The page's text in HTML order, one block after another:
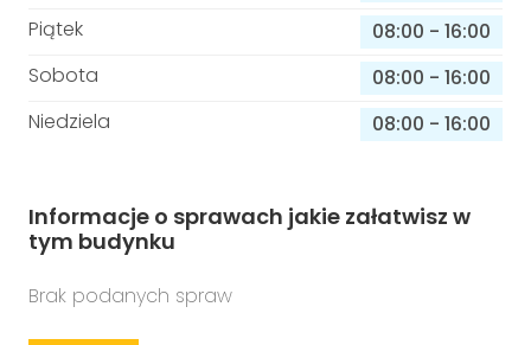
Piątek
08:00 - 16:00
Sobota
08:00 - 16:00
Niedziela
08:00 - 16:00
Informacje o sprawach jakie załatwisz w
tym budynku
Brak podanych spraw